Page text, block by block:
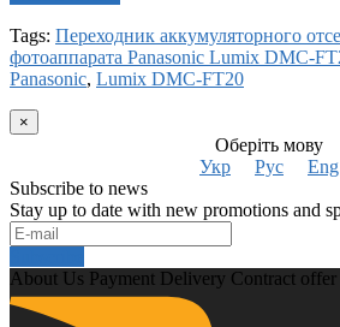
Tags: Переходник аккумуляторного
фотоаппарата Panasonic Lumix DMC-
Panasonic, Lumix DMC-FT20
×
Оберіть мову
Укр
Рус
Eng
Subscribe to news
Stay up to date with new promotions and
About Us Payment Delivery Contract offer